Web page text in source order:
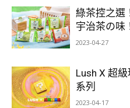
綠茶控之選
宇治茶の味
2023-04-27
Lush X 超
系列
2023-04-17